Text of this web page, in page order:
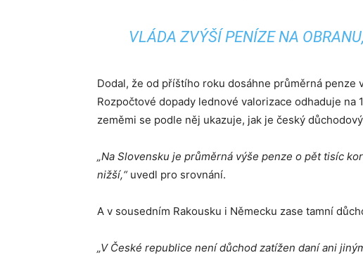
VLÁDA ZVÝŠÍ PENÍZE NA
Dodal, že od příštího roku dosáhne průměrná penze
Rozpočtové dopady lednové valorizace odhaduje
zeměmi se podle něj ukazuje, jak je český
„Na Slovensku je průměrná výše penze o pět tisíc
nižší,“uvedl pro srovnání.
A v sousedním Rakousku i Německu zase tamní
„V České republice není důchod zatížen daní ani